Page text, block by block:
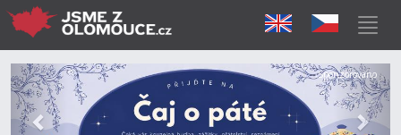
Předchozí Další
Sponzorováno